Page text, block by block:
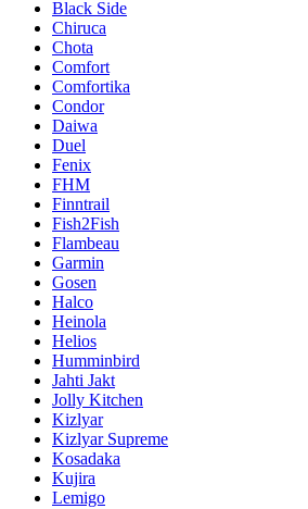
Black Side
Chiruca
Chota
Comfort
Comfortika
Condor
Daiwa
Duel
Fenix
FHM
Finntrail
Fish2Fish
Flambeau
Garmin
Gosen
Halco
Heinola
Helios
Humminbird
Jahti Jakt
Jolly Kitchen
Kizlyar
Kizlyar Supreme
Kosadaka
Kujira
Lemigo